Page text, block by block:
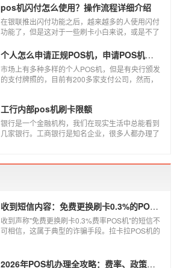
失败是什么原因导致的？以及出现这种情况又该如
何解决。
pos机闪付怎么使用？操作流程详细介绍
在银联推出闪付功能之后，越来越多的人使用闪付
功能了，但是这对于一些刷卡小白来说，或是不了
闪付功能，因此，针对这种情况，下面小编就来给
大家讲一讲POS机闪付怎么挥卡操作交易。
个人怎么申请正规POS机，申请POS机需要注意什么？
市场上有多种多样的个人POS机，但是有央行颁发
的支付牌照的，目前有200多家支付公司，然而，
就很危险了，资金不到账、被盗刷的可能性大大增
加。
工行内部pos机刷卡限额
银行是一个金融机构，我们在现实生活中总能看到
几家银行。工商银行是知名企业，很多人都办理了
收到短信内容：免费更换刷卡0.3%的POS机，可以相信吗？
收到声称"免费更换刷卡0.3%费率POS机"的短信不
可相信，这属于典型的诈骗手段。拉卡拉POS机的
风险。以下结合权威信息分析原因及应对建议：2026年POS机办理全攻略：费率、政策、避坑一篇讲清